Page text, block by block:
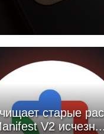
старые
V2